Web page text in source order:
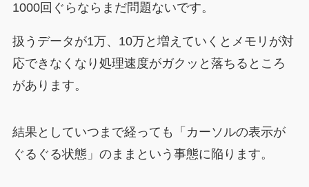
1000回ぐらならまだ問題ないです。
扱うデータが1万、10万と増えていくとメモリが対
応できなくなり処理速度がガクッと落ちるところ
があります。
結果としていつまで経っても「カーソルの表示が
ぐるぐる状態」のままという事態に陥ります。